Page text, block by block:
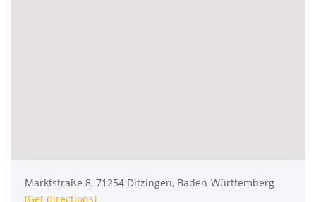
Marktstraße 8, 71254 Ditzingen, Baden-Württemberg
(Get directions)